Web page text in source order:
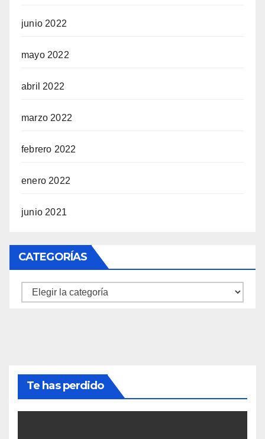
junio 2022
mayo 2022
abril 2022
marzo 2022
febrero 2022
enero 2022
junio 2021
CATEGORÍAS
Categorías
Te has perdido